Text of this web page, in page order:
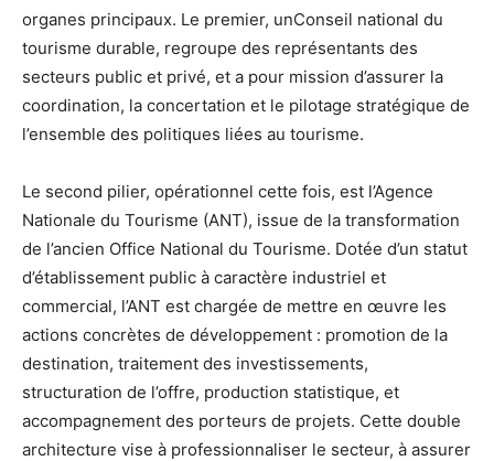
organes principaux. Le premier, unConseil national du
tourisme durable, regroupe des représentants des
secteurs public et privé, et a pour mission d’assurer la
coordination, la concertation et le pilotage stratégique de
l’ensemble des politiques liées au tourisme.
Le second pilier, opérationnel cette fois, est l’Agence
Nationale du Tourisme (ANT), issue de la transformation
de l’ancien Office National du Tourisme. Dotée d’un statut
d’établissement public à caractère industriel et
commercial, l’ANT est chargée de mettre en œuvre les
actions concrètes de développement : promotion de la
destination, traitement des investissements,
structuration de l’offre, production statistique, et
accompagnement des porteurs de projets. Cette double
architecture vise à professionnaliser le secteur, à assurer